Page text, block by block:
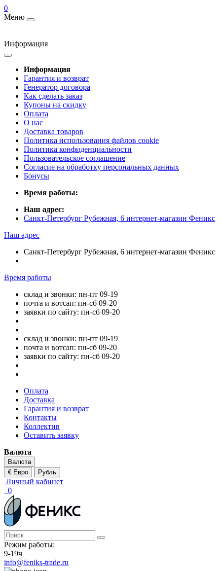
0
Меню
Информация
Информация
Гарантия и возврат
Генератор договора
Как сделать заказ
Купоны на скидку
Оплата
О нас
Доставка товаров
Политика использования файлов cookie
Политика конфиденциальности
Пользовательское соглашение
Согласие на обработку персональных данных
Бонусы
Время работы:
Наш адрес:
Санкт-Петербург Рубежная, 6 интернет-магазин Феникс
Наш адрес
Санкт-Петербург Рубежная, 6 интернет-магазин Феникс
Время работы
склад и звонки: пн-пт 09-19
почта и вотсап: пн-сб 09-20
заявки по сайту: пн-сб 09-20
склад и звонки: пн-пт 09-19
почта и вотсап: пн-сб 09-20
заявки по сайту: пн-сб 09-20
Оплата
Доставка
Гарантия и возврат
Контакты
Коллектив
Оставить заявку
Валюта
Валюта
€ Евро
Рубль
Личный кабинет
0
Режим работы:
9-19ч
info@feniks-trade.ru